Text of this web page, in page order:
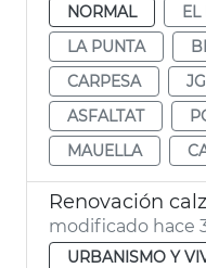
NORMAL
EL
LA PUNTA
CARPESA
ASFALTAT
MAUELLA
Renovación
modificado hace
URBANISMO Y